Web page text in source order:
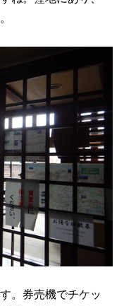
。券売機でチケッ